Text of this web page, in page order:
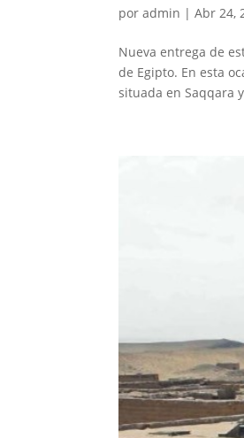
poradmin |Abr 24,
Nueva entrega de
de Egipto. En esta
situada en Saqqara